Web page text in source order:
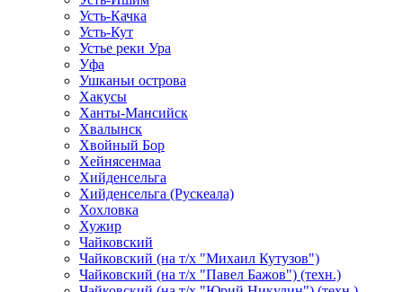
Усть-Качка
Усть-Кут
Устье реки Ура
Уфа
Ушканьи острова
Хакусы
Ханты-Мансийск
Хвалынск
Хвойный Бор
Хейнясенмаа
Хийденсельга
Хийденсельга (Рускеала)
Хохловка
Хужир
Чайковский
Чайковский (на т/х "Михаил Кутузов")
Чайковский (на т/х "Павел Бажов") (техн.)